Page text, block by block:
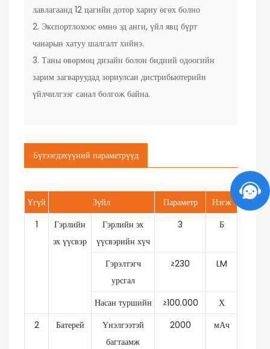
лавлагаанд 12 цагийн дотор хариу өгөх болно
2. Экспортлохоос өмнө эд анги, үйл явц бүрт
чанарын хатуу шалгалт хийнэ.
3. Таны өвөрмөц дизайн болон бидний одоогийн
зарим загваруудад зориулсан дистрибьютерийн
үйлчилгээг санал болгож байна.
Бүтээгдэхүүний параметрүүд
Үгүй Зүйл Параметр
Нэгж
1
Гэрлийн
эх үүсвэр
Гэрлийн эх
үүсвэрийн хүч
3 Б
Гэрэлтэгч
урсгал
≥230 LM
Насан туршийн ≥100.000
Х
2
Батерей
Үнэлгээтэй
багтаамж
2000 мАч